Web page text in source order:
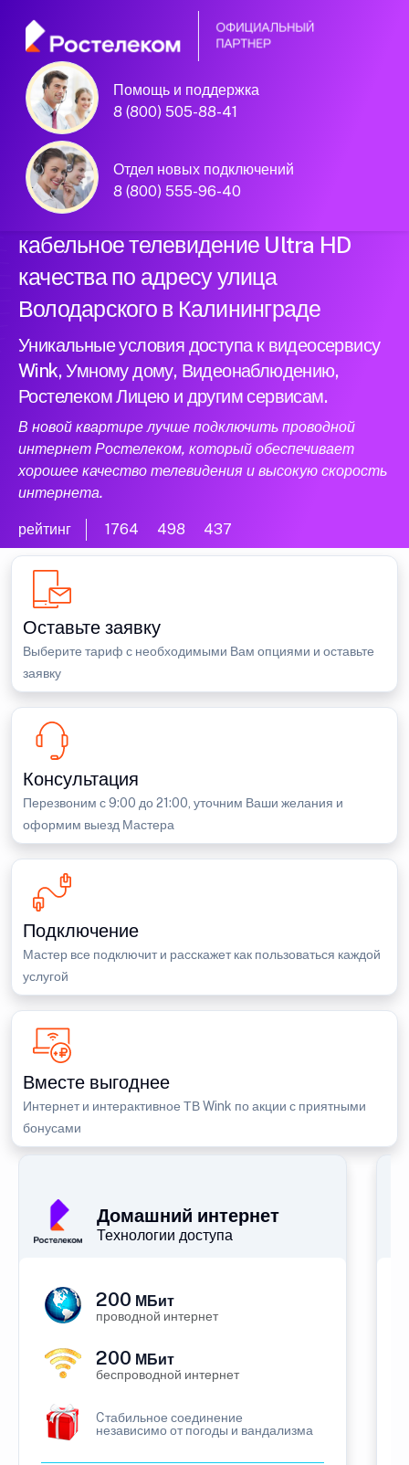
Помощь и поддержка
8 (800) 505-88-41
Отдел новых подключений
8 (800) 555-96-40
Официальный
партнер Ростелеком
Подключили новый интернет и
кабельное телевидение Ultra HD
качества по адресу улица
Володарского в Калининграде
Уникальные условия доступа к видеосервису
Wink, Умному дому, Видеонаблюдению,
Ростелеком Лицею и другим сервисам.
В новой квартире лучше подключить проводной
интернет Ростелеком, который обеспечивает
хорошее качество телевидения и высокую скорость
интернета.
рейтинг 1764 498 437
Оставьте заявку
Выберите тариф с необходимыми Вам опциями и оставьте
заявку
Консультация
Перезвоним с 9:00 до 21:00, уточним Ваши желания и
оформим выезд Мастера
Подключение
Мастер все подключит и расскажет как пользоваться каждой
услугой
Вместе выгоднее
Интернет и интерактивное ТВ Wink по акции с приятными
бонусами
Домашний интернет
Технологии доступа
200 МБит
проводной интернет
200 МБит
беспроводной интернет
Cтабильное соединение
независимо от погоды и вандализма